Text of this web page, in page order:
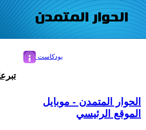
بودكاست
الحوار المتمدن - موبايل
الموقع الرئيسي